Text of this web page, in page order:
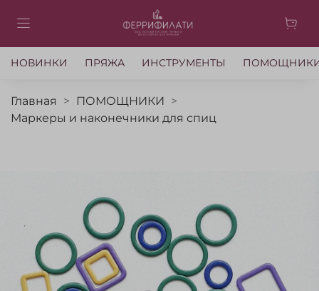
НОВИНКИ ПРЯЖА ИНСТРУМЕНТЫ
Главная
ПОМОЩНИКИ
Маркеры и наконечники для спиц